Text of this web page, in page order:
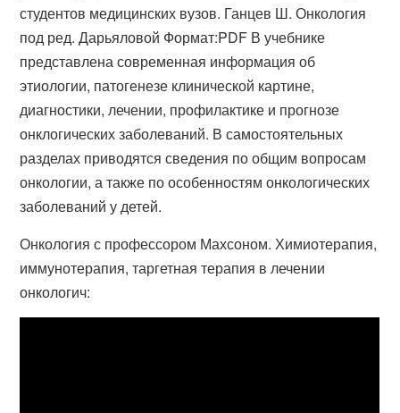
студентов медицинских вузов. Ганцев Ш. Онкология
под ред. Дарьяловой Формат:PDF В учебнике
представлена современная информация об
этиологии, патогенезе клинической картине,
диагностики, лечении, профилактике и прогнозе
онклогических заболеваний. В самостоятельных
разделах приводятся сведения по общим вопросам
онкологии, а также по особенностям онкологических
заболеваний у детей.
Онкология с профессором Махсоном. Химиотерапия,
иммунотерапия, таргетная терапия в лечении
онкологич: